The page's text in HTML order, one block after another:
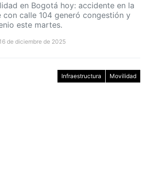
en Bogotá hoy: accidente en la
calle 104 generó congestión y
este martes.
16 de diciembre de 2025
Infraestructura Movilidad